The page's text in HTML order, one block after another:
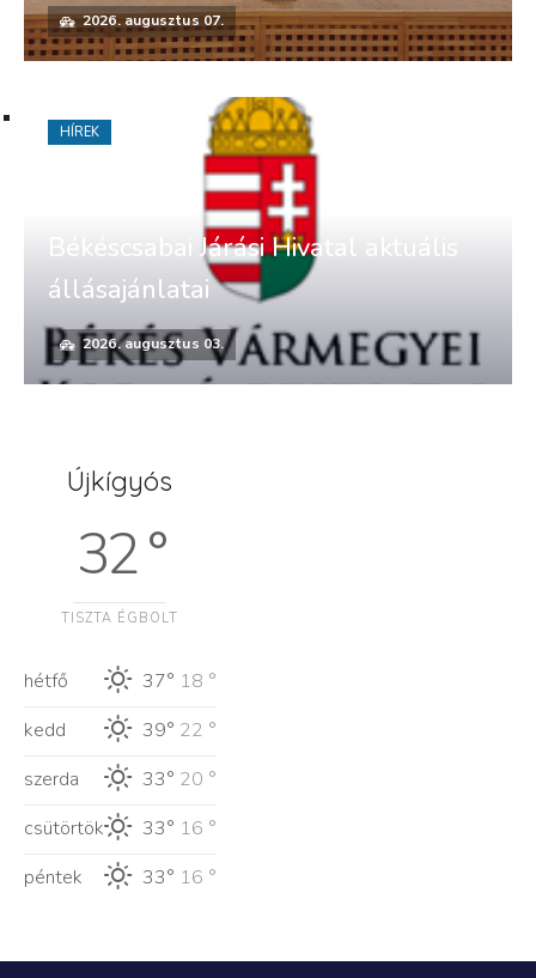
2026. augusztus 07.
Békéscsabai Járási Hivatal aktuális
állásajánlatai
2026. augusztus 03.
HÍREK
Újkígyós
32 °
TISZTA ÉGBOLT
hétfő 37° 18 °
kedd
39° 22 °
szerda
33° 20 °
csütörtök
33° 16 °
péntek
33° 16 °